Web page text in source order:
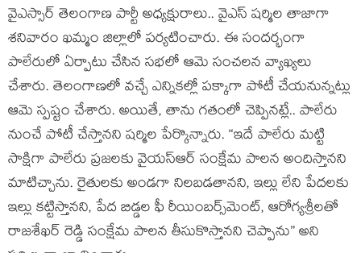
వైఎస్సార్ తెలంగాణ పార్టీ అధ్య‌క్షురాలు.. వైఎస్ ష‌ర్మిల తాజాగా
శనివారం ఖ‌మ్మం జిల్లాలో ప‌ర్య‌టించారు. ఈ సంద‌ర్భంగా
పాలేరులో ఏర్పాటు చేసిన స‌భ‌లో ఆమె సంచ‌ల‌న వ్యాఖ్య‌లు
చేశారు. తెలంగాణలో వచ్చే ఎన్నికల్లో పక్కాగా పోటీ చేయనున్నట్లు
ఆమె స్పష్టం చేశారు. అయితే, తాను గతంలో చెప్పినట్లే.. పాలేరు
నుంచే పోటీ చేస్తానని షర్మిల పేర్కొన్నారు. “ఇదే పాలేరు మట్టి
సాక్షిగా పాలేరు ప్రజలకు వైయస్ఆర్ సంక్షేమ పాలన అందిస్తానని
మాటిచ్చాను. రైతులకు అండగా నిలబడతానని, ఇల్లు లేని పేదలకు
ఇల్లు కట్టిస్తానని, పేద బిడ్డల ఫీ రీయింబర్స్‌మెంట్, ఆరోగ్యశ్రీలతో
రాజశేఖర్ రెడ్డి సంక్షేమ పాలన తీసుకొస్తానని చెప్పాను” అని